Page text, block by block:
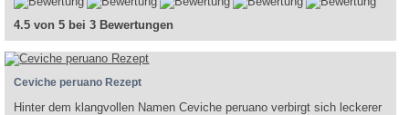
4.5 von 5 bei 3 Bewertungen
Ceviche peruano Rezept
Hinter dem klangvollen Namen Ceviche peruano verbirgt sich leckerer